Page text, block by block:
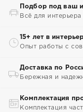
Подбор под ваш
Всё для
15+ лет в
Опыт работы с
Доставка по
Бережная и
Комплектация
Комплектация